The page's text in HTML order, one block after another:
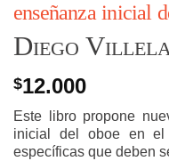
enseñanza inicial
Diego
$12.000
Este libro propone
inicial del oboe en el
específicas que deben